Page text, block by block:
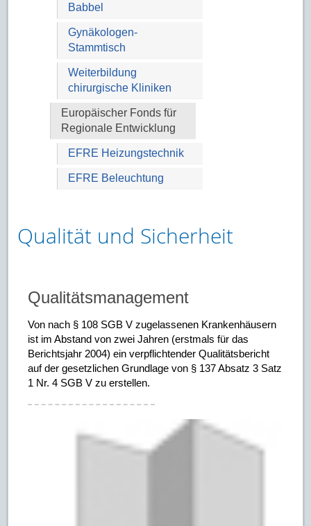
Babbel
Gynäkologen-
Stammtisch
Weiterbildung
chirurgische Kliniken
Europäischer Fonds für
Regionale Entwicklung
EFRE Heizungstechnik
EFRE Beleuchtung
Qualität und Sicherheit
Qualitätsmanagement
Von nach § 108 SGB V zugelassenen Krankenhäusern
ist im Abstand von zwei Jahren (erstmals für das
Berichtsjahr 2004) ein verpflichtender Qualitätsbericht
auf der gesetzlichen Grundlage von § 137 Absatz 3 Satz
1 Nr. 4 SGB V zu erstellen.